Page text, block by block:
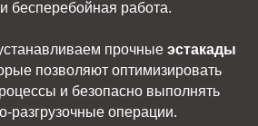
бесперебойная работа.
прочные эстакады
позволяют оптимизировать
и безопасно выполнять
разгрузочные операции.